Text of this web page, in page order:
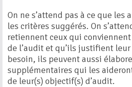
On ne s’attend pas à ce que
les critères suggérés. On
retiennent ceux qui
de l’audit et qu’ils justifient
besoin, ils peuvent aussi
supplémentaires qui les
de leur(s) objectif(s) d’audit.